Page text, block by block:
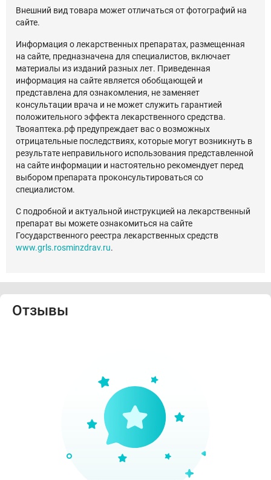
Внешний вид товара может отличаться от фотографий на
сайте.
Информация о лекарственных препаратах, размещенная
на сайте, предназначена для специалистов, включает
материалы из изданий разных лет. Приведенная
информация на сайте является обобщающей и
представлена для ознакомления, не заменяет
консультации врача и не может служить гарантией
положительного эффекта лекарственного средства.
Твояаптека.рф предупреждает вас о возможных
отрицательные последствиях, которые могут возникнуть в
результате неправильного использования представленной
на сайте информации и настоятельно рекомендует перед
выбором препарата проконсультироваться со
специалистом.
С подробной и актуальной инструкцией на лекарственный
препарат вы можете ознакомиться на сайте
Государственного реестра лекарственных средств
www.grls.rosminzdrav.ru.
Отзывы